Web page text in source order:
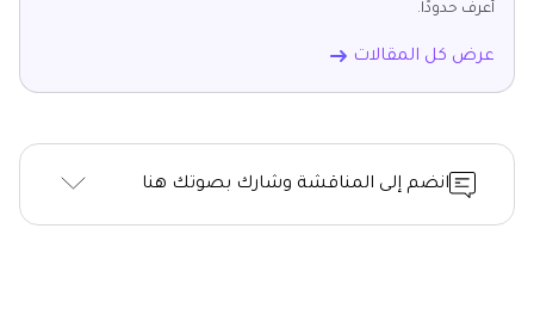
أعرف حدودًا.
عرض كل المقالات
انضم إلى المناقشة وشارك بصوتك هنا